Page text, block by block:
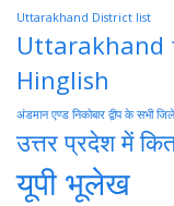
Uttarakhand District list
Uttarakhand
Hinglish
अंडमान एण्ड निकोबार द्वीप के सभी जिले
उत्तर प्रदेश में
यूपी भूलेख